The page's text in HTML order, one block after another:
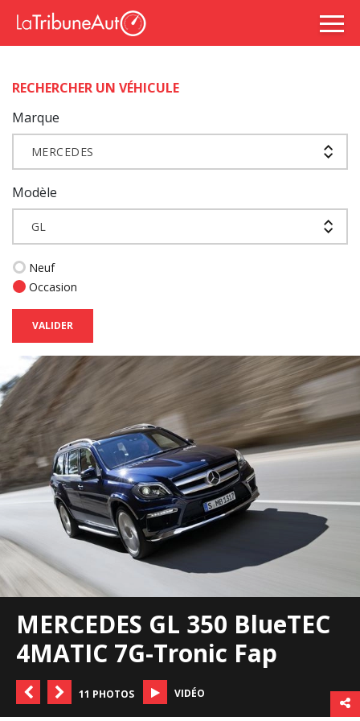
RECHERCHER UN VÉHICULE
Marque
MERCEDES
Modèle
GL
Neuf
Occasion
VALIDER
MERCEDES GL 350 BlueTEC
4MATIC 7G-Tronic Fap
11 PHOTOS VIDÉO